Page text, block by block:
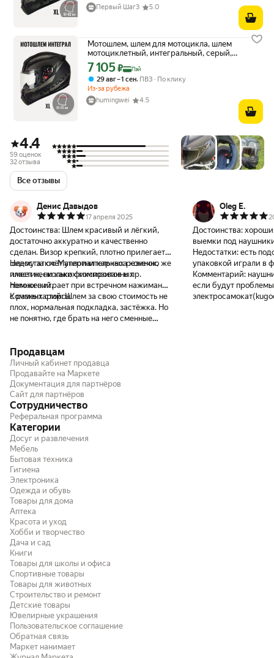
Первый Шаг3
5.0
Мотошлем, шлем для мотоцикла, шлем
мотоциклетный, интегральный, серый,
размер XL(61-62)
Цена с картой Яндекс Пэй 7105 ₽ вместо
7 105₽ Пэй
29 авг – 1 сен, ПВЗ
По клику
Из-за рубежа
humingwei
4.5
4.4
59 оценок
32 отзыва
Все отзывы
Денис Давыдов
17 апреля 2025
Достоинства:
Шлем красивый и лёгкий,
достаточно аккуратно и качественно
сделан. Визор крепкий, плотно прилегает к
шлему за счёт уплотнительных резинок,
имеет несколько фиксированных
положений.
Недостатки: Материал каркаса конечно же
пластик, ни каких композитов и пр.
Немного играет при встречном нажимании
с разных сторон.
Комментарий: Шлем за свою стоимость не
плох, нормальная подкладка, застёжка. Но
не понятно, где брать на него сменные
Oleg E.
Достоинства:
выемки под
Недостатки: есть
упаковкой играли в
Комментарий:
если будут
Продавцам
Личный кабинет продавца
Продавайте на Маркете
Документация для партнёров
Сайт для партнёров
Сотрудничество
Реферальная программа
Категории
Досуг и развлечения
Мебель
Бытовая техника
Гигиена
Электроника
Одежда и обувь
Товары для дома
Аптека
Красота и уход
Хобби и творчество
Дача и сад
Книги
Товары для школы и офиса
Спортивные товары
Товары для животных
Строительство и ремонт
Детские товары
Ювелирные украшения
Пользовательское соглашение
Обратная связь
Маркет нанимает